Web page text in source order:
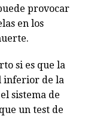
provocar
en los
si es que la
inferior de la
sistema de
un test de